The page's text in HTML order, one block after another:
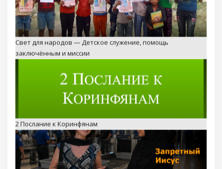
Свет для народов — Детское служение, помощь
заключённым и миссии
2 Послание к Коринфянам